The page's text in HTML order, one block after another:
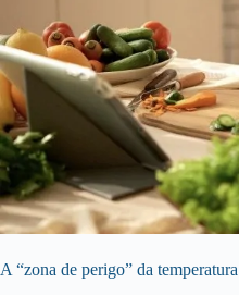
A “zona de perigo” da temperatura